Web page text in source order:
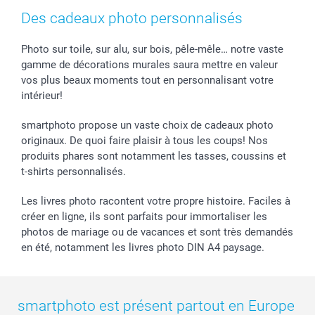
Cadres photo & accessoires déco
Stickers & Etiquettes
Chèque Cadeau
Mentions Légales
Affiliation
Investor Relations
B2B smartbusiness
Fête des Mères
Confirmation ou communion
Mariage
Fête d'anniversaire
Tous les évènements
Tarifs et frais de livraison
Livraison en 48 heures
Modes de Paiement
Identifiez-vous
Statut de ma commande
smarfriends
smartgarantie
smartbonus
Des cadeaux photo personnalisés
Photo sur toile, sur alu, sur bois, pêle-mêle… notre vaste
gamme de décorations murales saura mettre en valeur
vos plus beaux moments tout en personnalisant votre
intérieur!
smartphoto propose un vaste choix de cadeaux photo
originaux. De quoi faire plaisir à tous les coups! Nos
produits phares sont notamment les tasses, coussins et
t-shirts personnalisés.
Les livres photo racontent votre propre histoire. Faciles à
créer en ligne, ils sont parfaits pour immortaliser les
photos de mariage ou de vacances et sont très demandés
en été, notamment les livres photo DIN A4 paysage.
smartphoto est présent partout en Europe